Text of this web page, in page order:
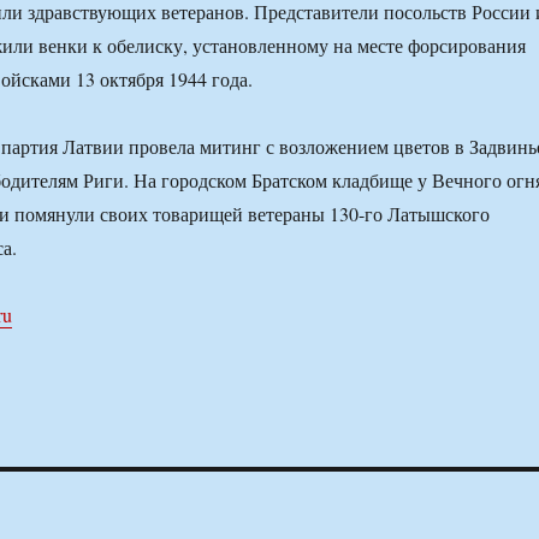
здравствующих ветеранов. Представители посольств России
венки к обелиску, установленному на месте форсирования
13 октября 1944 года.
Латвии провела митинг с возложением цветов в
Риги. На городском Братском кладбище у Вечного
помянули своих товарищей ветераны 130-го Латышского